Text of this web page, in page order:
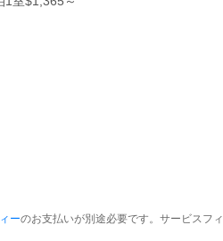
ーのお支払いが別途必要です。サービスフィ